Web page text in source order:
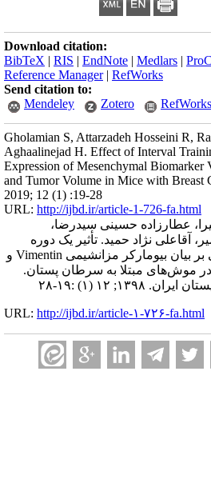
Download citation:
BibTeX | RIS | EndNote | Medlars |
Reference Manager| RefWorks
Send citation to:
Mendeley
Zotero RefWorks
Gholamian S, Attarzadeh Hosseini R,
Aghaalinejad H. Effect of Interval
Expression of Mesenchymal Biomarker
and Tumor Volume in Mice with Breast
2019; 12 (1) :19-28
URL: http://ijbd.ir/article-1-726-fa.html
عطارزاده حسینی سیدرضا،
آقاعلی نژاد حمید. تأثیر یک دوره
تمرین تناوبی بر بیان بیومارکر مزانشیمی Vimentin و
موش‌های مبتلا به سرطان پستان.
۱۳۹۸; ۱۲ (۱) :۱۹-۲۸
URL: http://ijbd.ir/article-۱-۷۲۶-fa.html